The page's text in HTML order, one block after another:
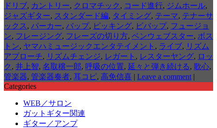
ドリブ, カントリー, クロマチック , コード進行, ジムホール,
ジャズギター, スタンダード編, タイミング, テーマ, テナーサ
ックス , パーカー, バップ, ピッキング, ビバップ, フュージョ
ン, フレージング, フレーズの切り方, ベンウェブスター, ボス
トン, ヤマハミュージックエンタテイメント , ライブ, リズム
アプローチ, リズムチェンジ, レガート , レスターヤング, ロッ
ク , 井上智, 名取穣一郎, 呼吸の位置, 延々と弾き続ける, 歌心,
管楽器, 管楽器奏者, 耳コピ, 高免信喜 | Leave a comment |
Categories
WEB／サロン
ガットギター関連
ギター／アンプ